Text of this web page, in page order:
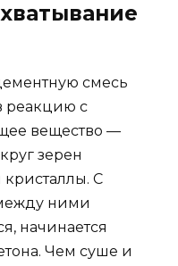
смесь
реакцию с
вещество —
зерен
С
ними
начинается
Чем суше и